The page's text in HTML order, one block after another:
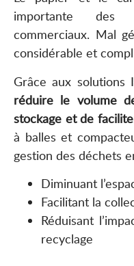
importante des
commerciaux. Mal
considérable et
Grâce aux solutions
réduire le volume
stockage et de
à balles et
gestion des déchets
Diminuant
Facilitant la
Réduisant
recyclage